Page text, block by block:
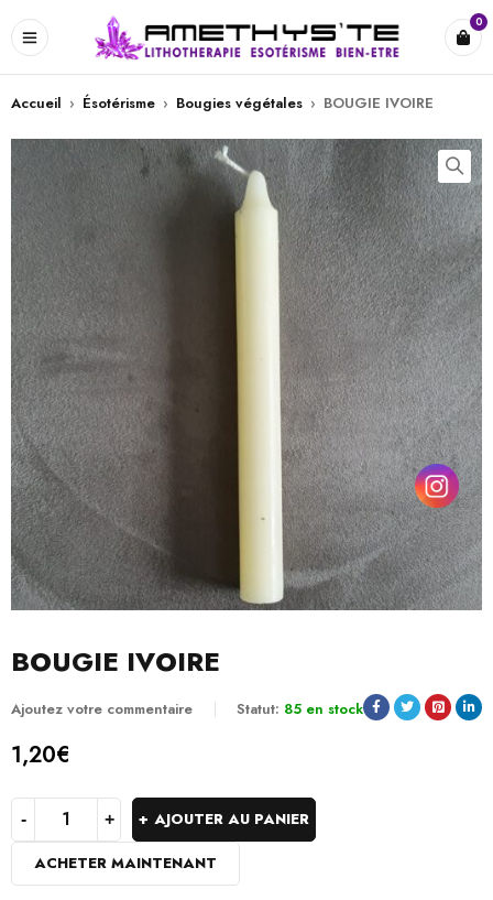
0
Accueil › Ésotérisme › Bougies végétales › BOUGIE IVOIRE
BOUGIE IVOIRE
Ajoutez votre commentaire Statut: 85 en stock
1,20€
AJOUTER AU PANIER
ACHETER MAINTENANT